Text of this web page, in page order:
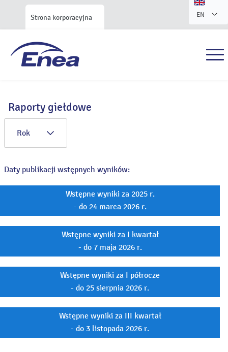
Strona korporacyjna EN
Raporty giełdowe
Rok
Daty publikacji wstępnych wyników:
Wstępne wyniki za 2025 r.
- do 24 marca 2026 r.
Wstępne wyniki za I kwartał
- do 7 maja 2026 r.
Wstępne wyniki za I półrocze
- do 25 sierpnia 2026 r.
Wstępne wyniki za III kwartał
- do 3 listopada 2026 r.